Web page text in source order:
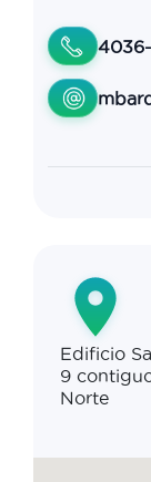
Edificio
9
Norte